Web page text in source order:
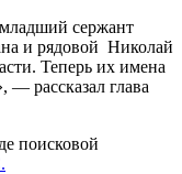
сержант
и рядовой Николай
Теперь их имена
— рассказал глава
поисковой